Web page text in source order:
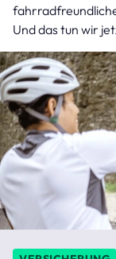
Und das tun wir